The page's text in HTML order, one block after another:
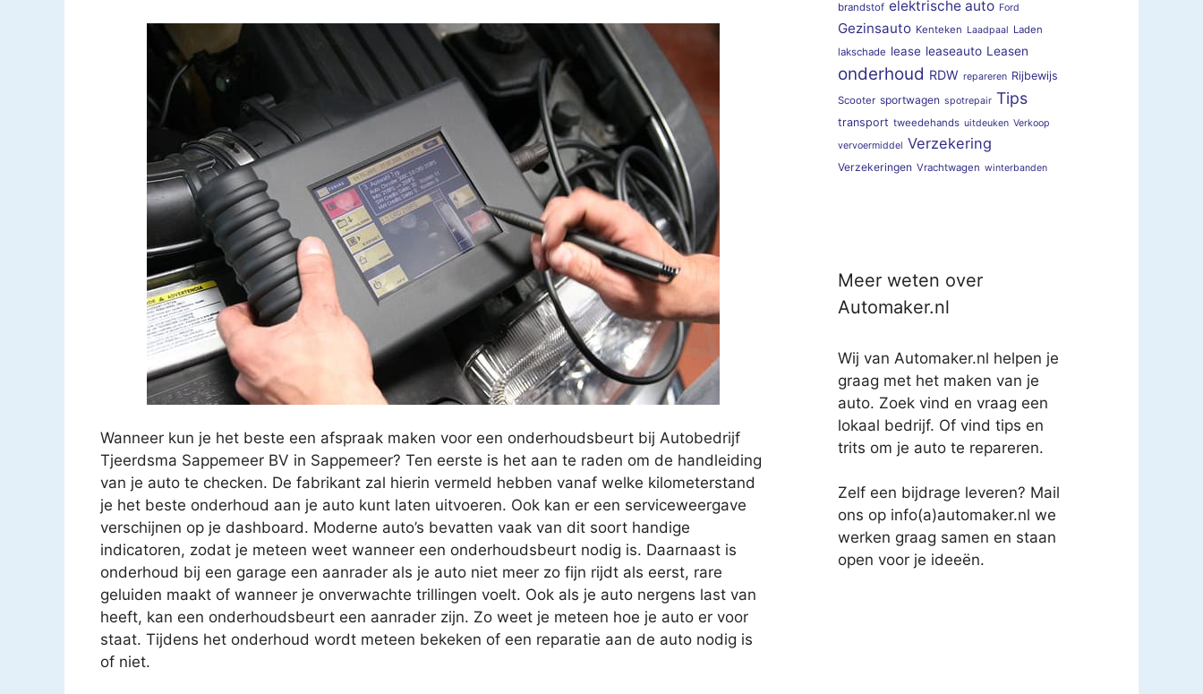
Wanneer kun je het beste een afspraak maken voor een onderhoudsbeurt bij Autobedrijf
Tjeerdsma Sappemeer BV in Sappemeer? Ten eerste is het aan te raden om de handleiding
van je auto te checken. De fabrikant zal hierin vermeld hebben vanaf welke kilometerstand
je het beste onderhoud aan je auto kunt laten uitvoeren. Ook kan er een serviceweergave
verschijnen op je dashboard. Moderne auto’s bevatten vaak van dit soort handige
indicatoren, zodat je meteen weet wanneer een onderhoudsbeurt nodig is. Daarnaast is
onderhoud bij een garage een aanrader als je auto niet meer zo fijn rijdt als eerst, rare
geluiden maakt of wanneer je onverwachte trillingen voelt. Ook als je auto nergens last van
heeft, kan een onderhoudsbeurt een aanrader zijn. Zo weet je meteen hoe je auto er voor
staat. Tijdens het onderhoud wordt meteen bekeken of een reparatie aan de auto nodig is
of niet.
brandstof elektrische auto Ford
Gezinsauto Kenteken Laadpaal Laden
lakschade lease leaseauto Leasen
onderhoud RDW repareren Rijbewijs
Scooter sportwagen spotrepair Tips
transport tweedehands uitdeuken Verkoop
vervoermiddel Verzekering
Verzekeringen Vrachtwagen winterbanden
Meer weten over
Automaker.nl
Wij van Automaker.nl helpen je
graag met het maken van je
auto. Zoek vind en vraag een
lokaal bedrijf. Of vind tips en
trits om je auto te repareren.
Zelf een bijdrage leveren? Mail
ons op info(a)automaker.nl we
werken graag samen en staan
open voor je ideeën.